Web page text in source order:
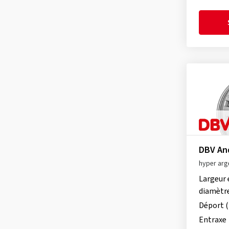
DBV
hyper
Largeur
Déport
Entraxe